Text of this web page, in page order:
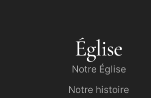
Église
Notre Église
Notre histoire